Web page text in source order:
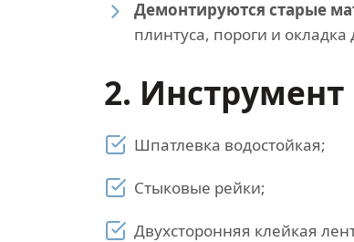
Демонтируются старые
плинтуса, пороги и
2. Инструмент
Шпатлевка водостойкая;
Стыковые рейки;
Двухсторонняя клейкая